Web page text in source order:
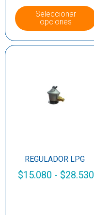
Seleccionar
opciones
REGULADOR LPG
$15.080 - $28.530